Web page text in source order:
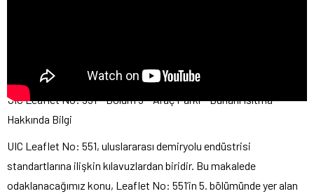
UIC Leaflet No: 551 – Bölüm 5 – Araç Parkı – Buharlı Isıtma
Hakkında Bilgi
UIC Leaflet No: 551, uluslararası demiryolu endüstrisi
standartlarına ilişkin kılavuzlardan biridir. Bu makalede
odaklanacağımız konu, Leaflet No: 551’in 5. bölümünde yer alan